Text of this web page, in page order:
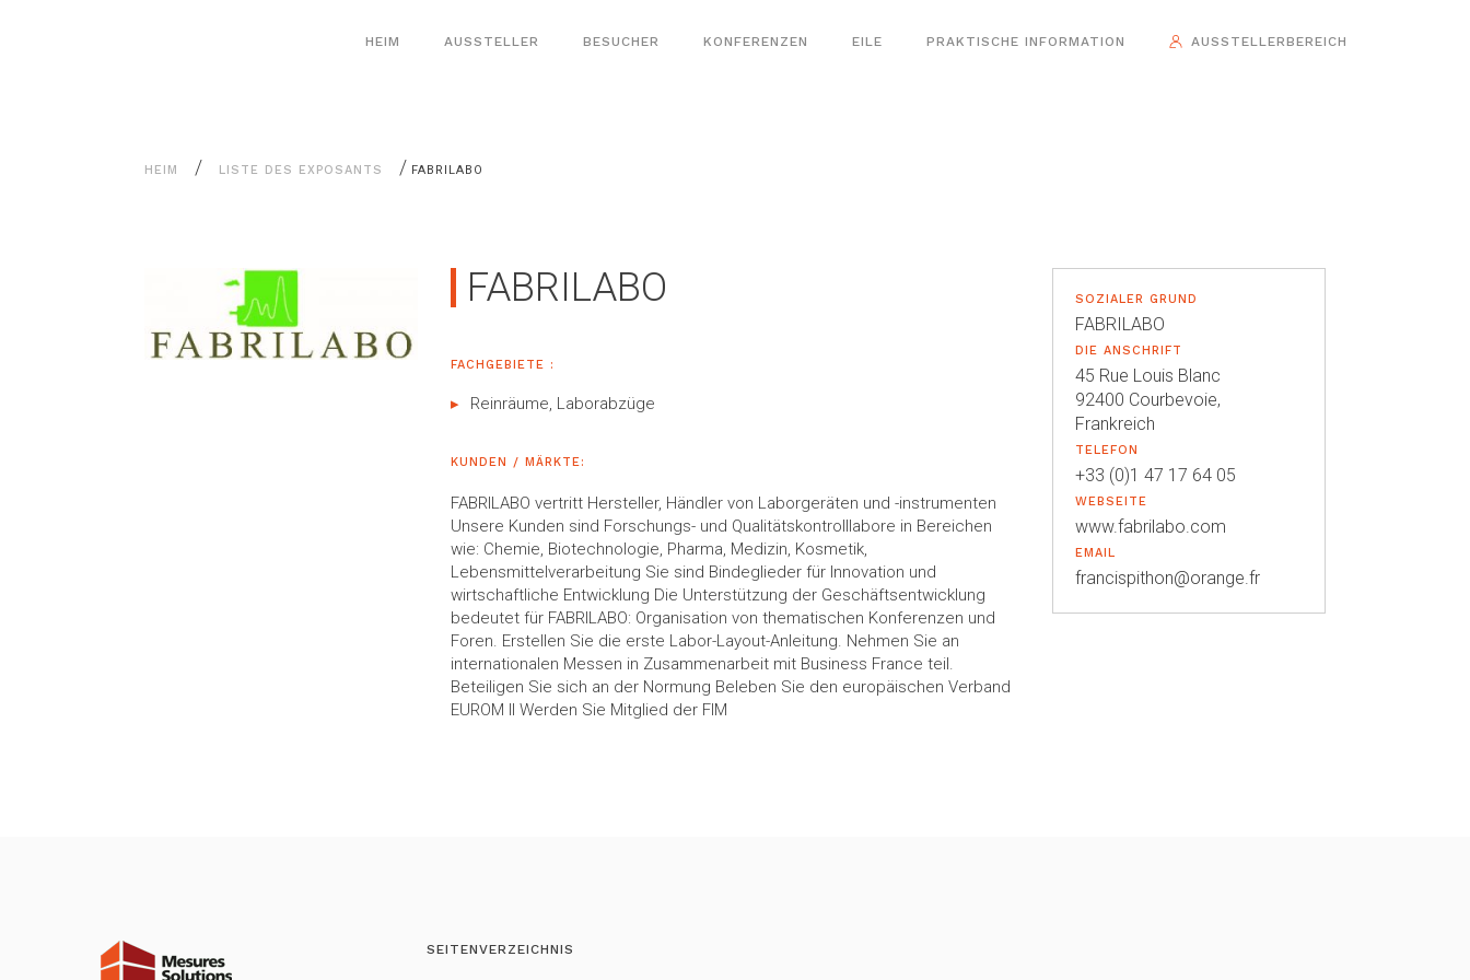
HEIM AUSSTELLER BESUCHER KONFERENZEN EILE PRAKTISCHE INFORMATION AUSSTELLERBEREICH
HEIM / LISTE DES EXPOSANTS / FABRILABO
FABRILABO
FACHGEBIETE :
Reinräume, Laborabzüge
KUNDEN / MÄRKTE:
FABRILABO vertritt Hersteller, Händler von Laborgeräten und -instrumenten
Unsere Kunden sind Forschungs- und Qualitätskontrolllabore in Bereichen
wie: Chemie, Biotechnologie, Pharma, Medizin, Kosmetik,
Lebensmittelverarbeitung Sie sind Bindeglieder für Innovation und
wirtschaftliche Entwicklung Die Unterstützung der Geschäftsentwicklung
bedeutet für FABRILABO: Organisation von thematischen Konferenzen und
Foren. Erstellen Sie die erste Labor-Layout-Anleitung. Nehmen Sie an
internationalen Messen in Zusammenarbeit mit Business France teil.
Beteiligen Sie sich an der Normung Beleben Sie den europäischen Verband
EUROM II Werden Sie Mitglied der FIM
SOZIALER GRUND
FABRILABO
DIE ANSCHRIFT
45 Rue Louis Blanc
92400 Courbevoie,
Frankreich
TELEFON
+33 (0)1 47 17 64 05
WEBSEITE
www.fabrilabo.com
EMAIL
francispithon@orange.fr
SEITENVERZEICHNIS